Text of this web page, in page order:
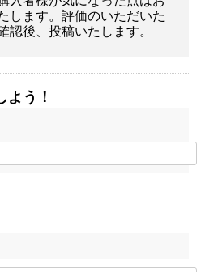
します。評価のいただいた
認後、投稿いたします。
よう！